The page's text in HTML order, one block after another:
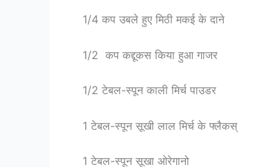
1/4 कप उबले हुए मिठी मकई के दाने
1/2 कप कद्दूकस किया हुआ गाजर
1/2 टेबल-स्पून काली मिर्च पाउडर
1 टेबल-स्पून सूखी लाल मिर्च के फ्लैकस्
1 टेबल-स्पून सूखा ओरेगानो